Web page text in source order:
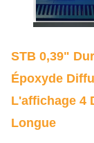
STB 0,39"
Époxyde
L'affichage 4
Longue